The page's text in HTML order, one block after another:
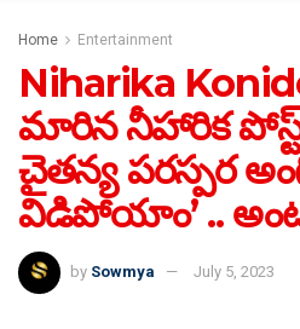
Home Entertainment
Niharika
మారిన నీహారిక పోస్ట్
చైతన్య పరస్పర
విడిపోయాం’ ..
by Sowmya July 5, 2023